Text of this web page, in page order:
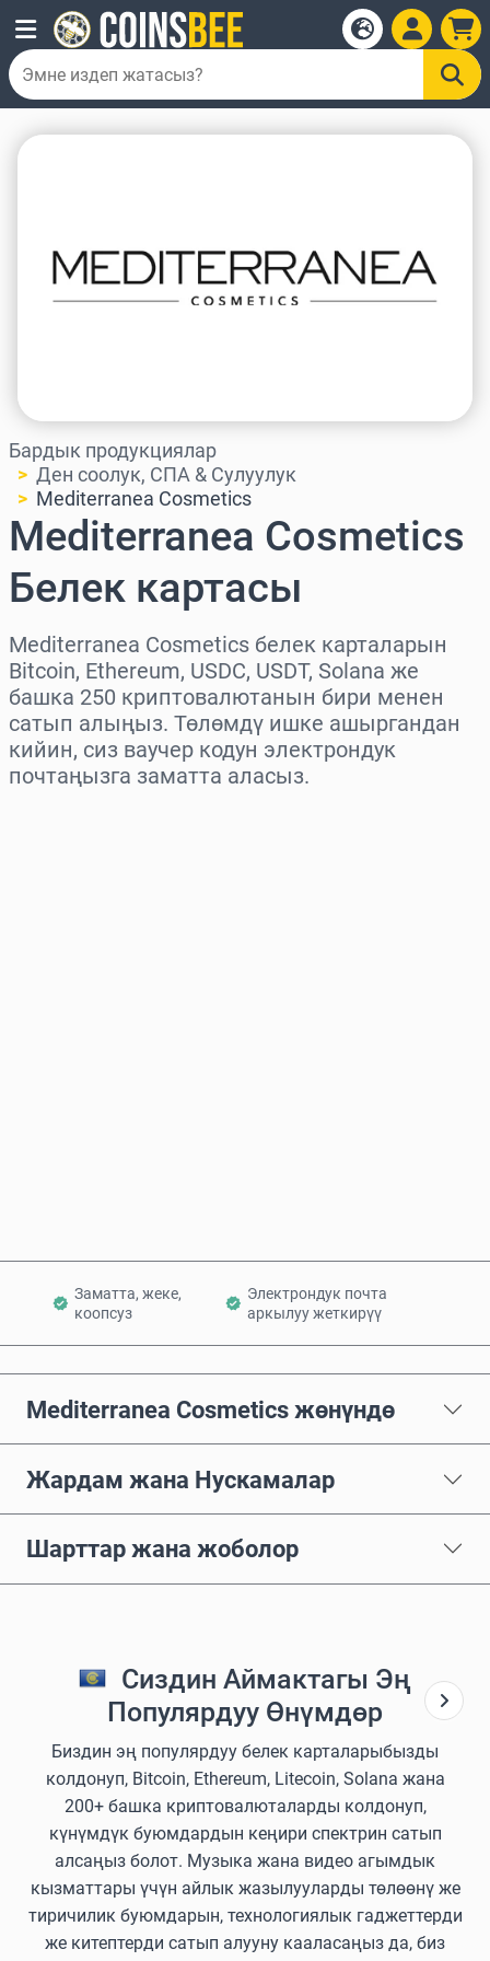
Бардык продукциялар
Ден соолук, СПА & Сулуулук
Mediterranea Cosmetics
Mediterranea Cosmetics
Белек картасы
Mediterranea Cosmetics белек карталарын
Bitcoin, Ethereum, USDC, USDT, Solana же
башка 250 криптовалютанын бири менен
сатып алыңыз. Төлөмдү ишке ашыргандан
кийин, сиз ваучер кодун электрондук
почтаңызга заматта аласыз.
Заматта, жеке,
коопсуз
Электрондук почта
аркылуу жеткирүү
Mediterranea Cosmetics жөнүндө
Жардам жана Нускамалар
Шарттар жана жоболор
Сиздин Аймактагы Эң
Популярдуу Өнүмдөр
Биздин эң популярдуу белек карталарыбызды
колдонуп, Bitcoin, Ethereum, Litecoin, Solana жана
200+ башка криптовалюталарды колдонуп,
күнүмдүк буюмдардын кеңири спектрин сатып
алсаңыз болот. Музыка жана видео агымдык
кызматтары үчүн айлык жазылууларды төлөөнү же
тиричилик буюмдарын, технологиялык гаджеттерди
же китептерди сатып алууну кааласаңыз да, биз